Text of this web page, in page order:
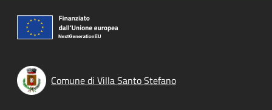
Comune di Villa Santo Stefano